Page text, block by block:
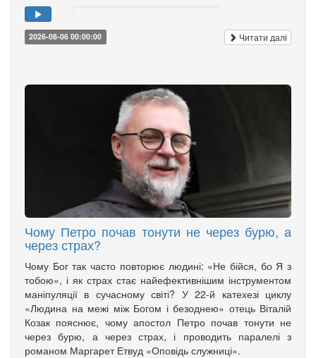
2026-08-06 00:00:00 Читати далі
Чому Петро почав тонути не через бурю, а
через страх?
Чому Бог так часто повторює людині: «Не бійся, бо Я з
тобою», і як страх стає найефективнішим інструментом
маніпуляції в сучасному світі? У 22-й катехезі циклу
«Людина на межі між Богом і безоднею» отець Віталій
Козак пояснює, чому апостол Петро почав тонути не
через бурю, а через страх, і проводить паралелі з
романом Маргарет Етвуд «Оповідь служниці».